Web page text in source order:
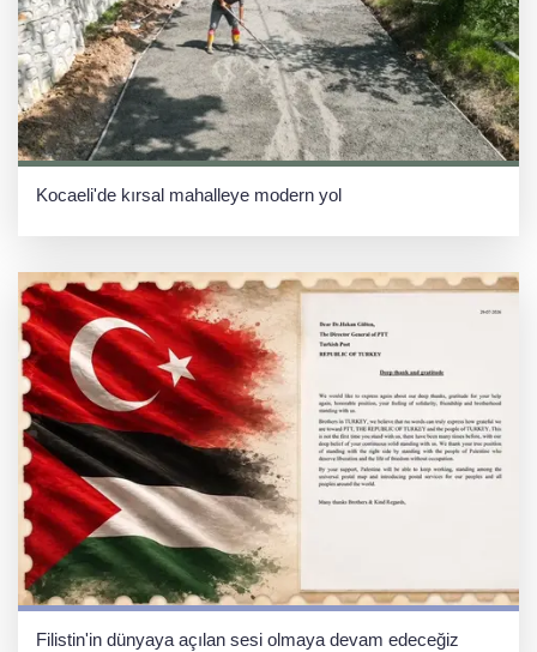
Kocaeli'de kırsal mahalleye modern yol
Filistin'in dünyaya açılan sesi olmaya devam edeceğiz